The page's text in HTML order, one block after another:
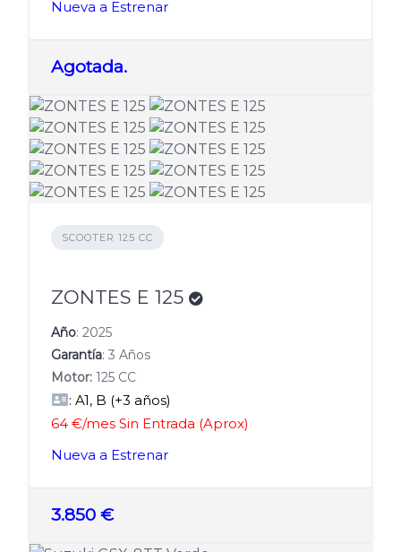
Nueva a Estrenar
Agotada.
SCOOTER 125 CC
ZONTES E 125
Año: 2025
Garantía: 3 Años
Motor: 125 CC
: A1, B (+3 años)
64 €/mes Sin Entrada (Aprox)
Nueva a Estrenar
3.850 €